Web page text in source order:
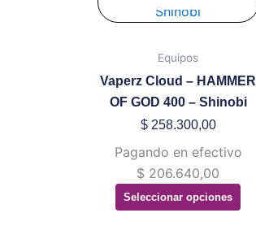
Equipos
Vaperz Cloud – HAMMER
OF GOD 400 – Shinobi
$258.300,00
Pagando en efectivo
$ 206.640,00
Seleccionar opciones
tiene
variantes.
Las
opciones
se
elegir
en
la